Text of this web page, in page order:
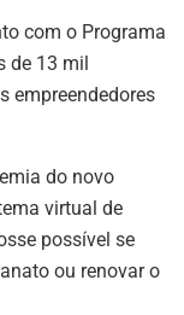
com o Programa
de 13 mil
empreendedores
do novo
virtual de
possível se
ou renovar o